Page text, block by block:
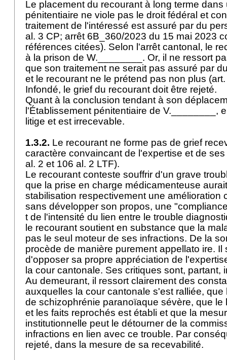
Le placement du recourant à long terme
pénitentiaire ne viole pas le droit fédéral et
traitement de l'intéressé est assuré par du
al. 3 CP; arrêt 6B_360/2023 du 15 mai 2023
références citées). Selon l'arrêt cantonal, le
à la prison de W.________. Or, il ne ressort
que son traitement ne serait pas assuré par
et le recourant ne le prétend pas non plus (
Infondé, le grief du recourant doit être rejeté.
Quant à la conclusion tendant à son
l'Établissement pénitentiaire de V.________,
litige et est irrecevable.
1.3.2. Le recourant ne forme pas de grief
caractère convaincant de l'expertise et de
al. 2 et 106 al. 2 LTF).
Le recourant conteste souffrir d'un grave
que la prise en charge médicamenteuse
stabilisation respectivement une amélioration
sans développer son propos, une
t de l'intensité du lien entre le trouble
le recourant soutient en substance que la
pas le seul moteur de ses infractions. De la
procède de manière purement appellato ire. Il
d'opposer sa propre appréciation de
la cour cantonale. Ses critiques sont, partant,
Au demeurant, il ressort clairement des
auxquelles la cour cantonale s'est ralliée, que
de schizophrénie paranoïaque sévère, que le
et les faits reprochés est établi et que la
institutionnelle peut le détourner de la
infractions en lien avec ce trouble. Par
rejeté, dans la mesure de sa recevabilité.